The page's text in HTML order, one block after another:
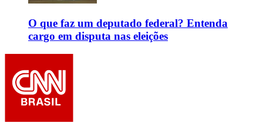
O que faz um deputado federal? Entenda
cargo em disputa nas eleições